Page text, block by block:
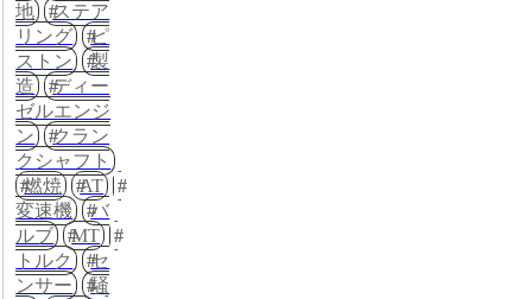
地
ステア
リング
ピ
ストン
製
造
ディー
ゼルエンジ
ン
クラン
クシャフト
燃焼
AT
変速機
バ
ルブ
MT
トルク
セ
ンサー
騒